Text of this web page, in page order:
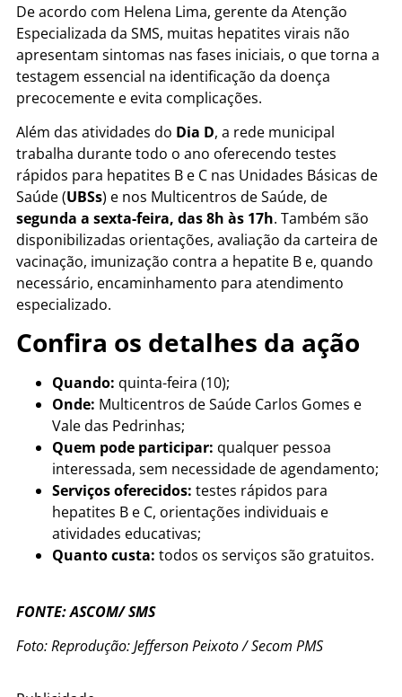
De acordo com Helena Lima, gerente da Atenção
Especializada da SMS, muitas hepatites virais não
apresentam sintomas nas fases iniciais, o que torna a
testagem essencial na identificação da doença
precocemente e evita complicações.
Além das atividades do Dia D, a rede municipal
trabalha durante todo o ano oferecendo testes
rápidos para hepatites B e C nas Unidades Básicas de
Saúde (UBSs) e nos Multicentros de Saúde, de
segunda a sexta-feira, das 8h às 17h. Também são
disponibilizadas orientações, avaliação da carteira de
vacinação, imunização contra a hepatite B e, quando
necessário, encaminhamento para atendimento
especializado.
Confira os detalhes da ação
Quando: quinta-feira (10);
Onde: Multicentros de Saúde Carlos Gomes e
Vale das Pedrinhas;
Quem pode participar: qualquer pessoa
interessada, sem necessidade de agendamento;
Serviços oferecidos: testes rápidos para
hepatites B e C, orientações individuais e
atividades educativas;
Quanto custa: todos os serviços são gratuitos.
FONTE: ASCOM/ SMS
Foto: Reprodução: Jefferson Peixoto / Secom PMS